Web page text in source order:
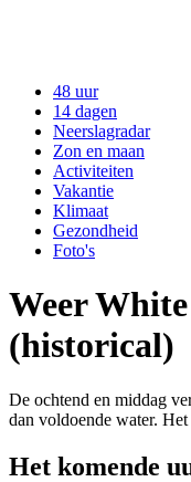
48 uur
14 dagen
Neerslagradar
Zon en maan
Activiteiten
Vakantie
Klimaat
Gezondheid
Foto's
Weer
(historical)
De ochtend en middag
dan voldoende water.
Het komende